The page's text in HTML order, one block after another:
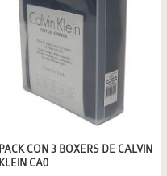
PACK CON 3 BOXERS DE CALVIN
KLEIN CA0